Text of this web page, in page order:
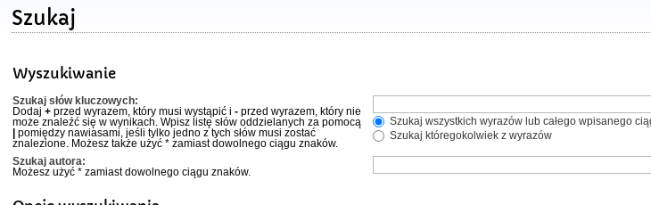
Szukaj
Wyszukiwanie
Szukaj słów kluczowych:
Dodaj+ przed wyrazem, który musi wystąpić i- przed wyrazem, który nie
może znaleźć się w wynikach. Wpisz listę słów oddzielanych za pomocą
| pomiędzy nawiasami, jeśli tylko jedno z tych słów musi zostać
znalezione. Możesz także użyć * zamiast dowolnego ciągu znaków.
Szukaj wszystkich wyrazów lub całego wpisanego
Szukaj któregokolwiek z wyrazów
Szukaj autora:
Możesz użyć * zamiast dowolnego ciągu znaków.